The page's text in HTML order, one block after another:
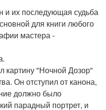
и их последующая судьба
для книги любого
мастера -
картину "Ночной Дозор"
Он отступил от канона,
должно было
парадный портрет, и